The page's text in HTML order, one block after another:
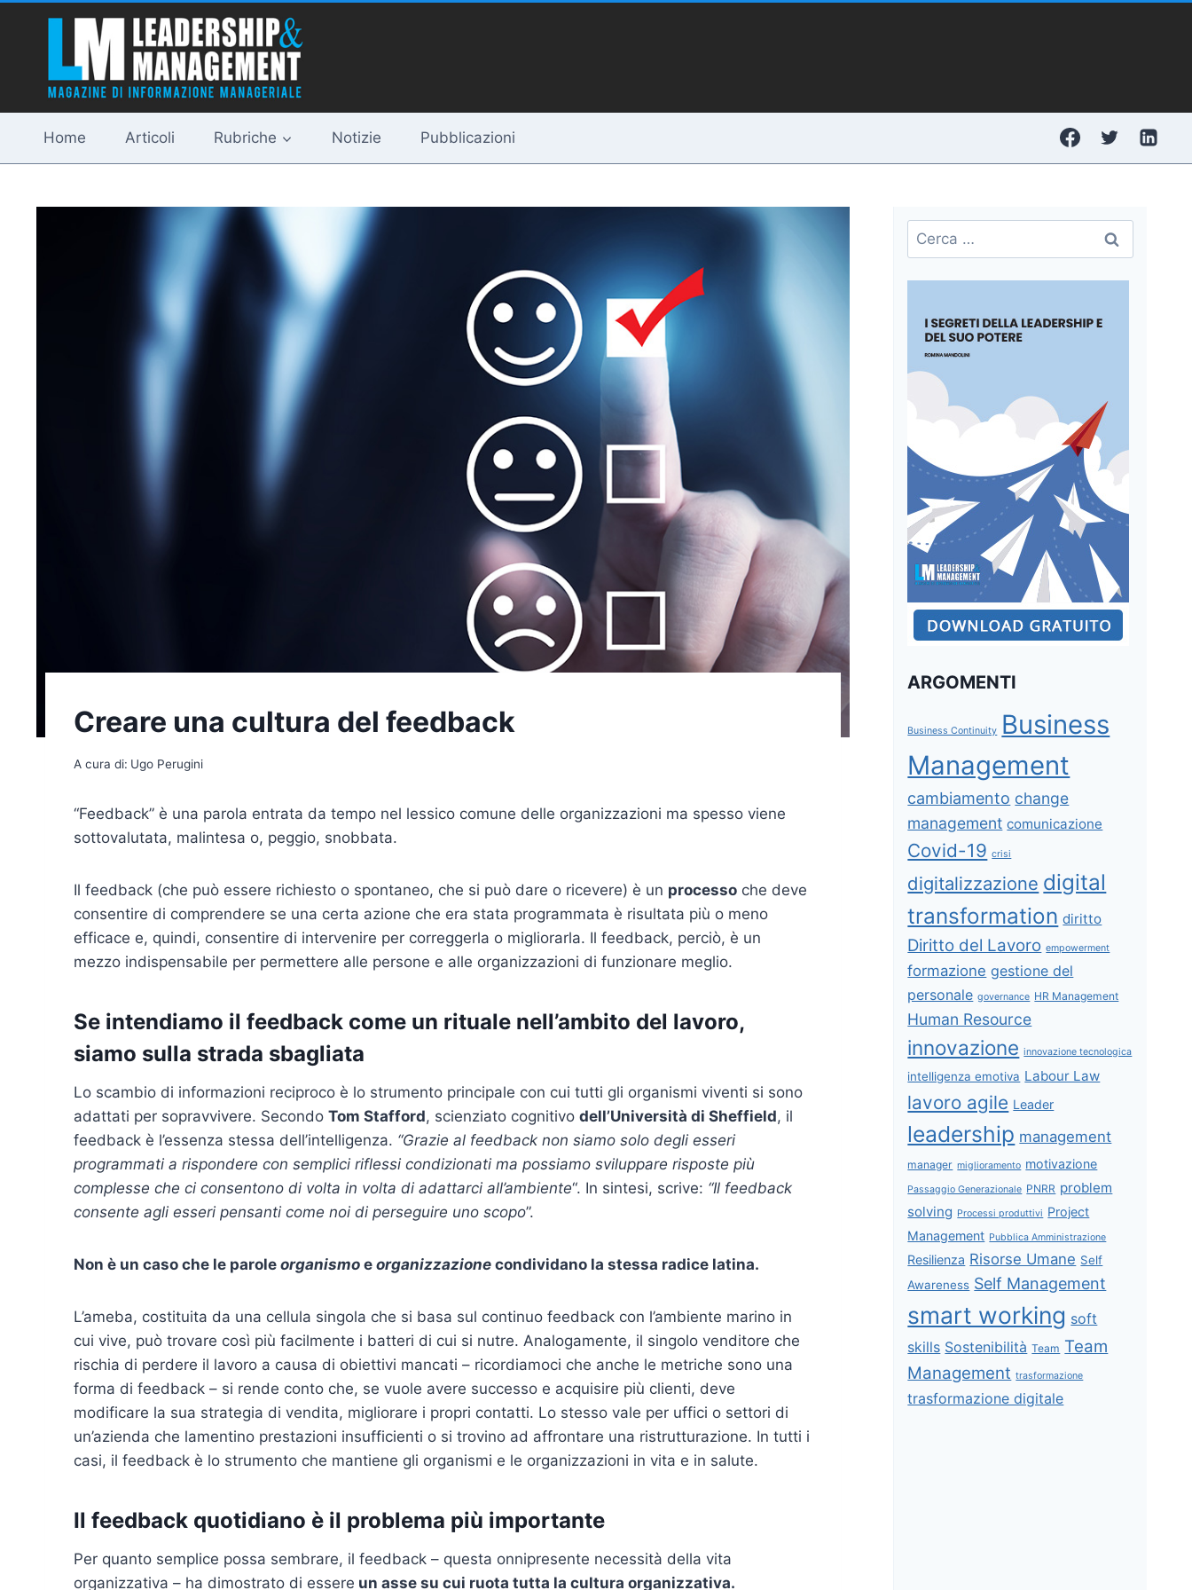
Home Articoli Rubriche Notizie Pubblicazioni
Creare una cultura del feedback
A cura di: Ugo Perugini
“Feedback” è una parola entrata da tempo nel lessico comune delle organizzazioni ma spesso viene
sottovalutata, malintesa o, peggio, snobbata.
Il feedback (che può essere richiesto o spontaneo, che si può dare o ricevere) è un processo che deve
consentire di comprendere se una certa azione che era stata programmata è risultata più o meno
efficace e, quindi, consentire di intervenire per correggerla o migliorarla. Il feedback, perciò, è un
mezzo indispensabile per permettere alle persone e alle organizzazioni di funzionare meglio.
Se intendiamo il feedback come un rituale nell’ambito del lavoro,
siamo sulla strada sbagliata
Lo scambio di informazioni reciproco è lo strumento principale con cui tutti gli organismi viventi si sono
adattati per sopravvivere. Secondo Tom Stafford, scienziato cognitivo dell’Università di Sheffield, il
feedback è l’essenza stessa dell’intelligenza. “Grazie al feedback non siamo solo degli esseri
programmati a rispondere con semplici riflessi condizionati ma possiamo sviluppare risposte più
complesse che ci consentono di volta in volta di adattarci all’ambiente“. In sintesi, scrive: “Il feedback
consente agli esseri pensanti come noi di perseguire uno scopo”.
Non è un caso che le parole organismo e organizzazione condividano la stessa radice latina.
L’ameba, costituita da una cellula singola che si basa sul continuo feedback con l’ambiente marino in
cui vive, può trovare così più facilmente i batteri di cui si nutre. Analogamente, il singolo venditore che
rischia di perdere il lavoro a causa di obiettivi mancati – ricordiamoci che anche le metriche sono una
forma di feedback – si rende conto che, se vuole avere successo e acquisire più clienti, deve
modificare la sua strategia di vendita, migliorare i propri contatti. Lo stesso vale per uffici o settori di
un’azienda che lamentino prestazioni insufficienti o si trovino ad affrontare una ristrutturazione. In tutti i
casi, il feedback è lo strumento che mantiene gli organismi e le organizzazioni in vita e in salute.
Il feedback quotidiano è il problema più importante
Per quanto semplice possa sembrare, il feedback – questa onnipresente necessità della vita
organizzativa – ha dimostrato di essere un asse su cui ruota tutta la cultura organizzativa.
Ricerca
per:
ARGOMENTI
Business Continuity Business
Management
cambiamento change
management comunicazione
Covid-19 crisi
digitalizzazione digital
transformation diritto
Diritto del Lavoro empowerment
formazione gestione del
personale governance HR Management
Human Resource
innovazione innovazione tecnologica
intelligenza emotiva Labour Law
lavoro agile Leader
leadership management
manager miglioramento motivazione
Passaggio Generazionale PNRR problem
solving Processi produttivi Project
Management Pubblica Amministrazione
Resilienza Risorse Umane Self
Awareness Self Management
smart working soft
skills Sostenibilità Team Team
Management trasformazione
trasformazione digitale